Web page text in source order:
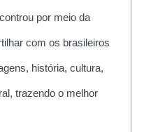
por meio da
com os brasileiros
história, cultura,
trazendo o melhor